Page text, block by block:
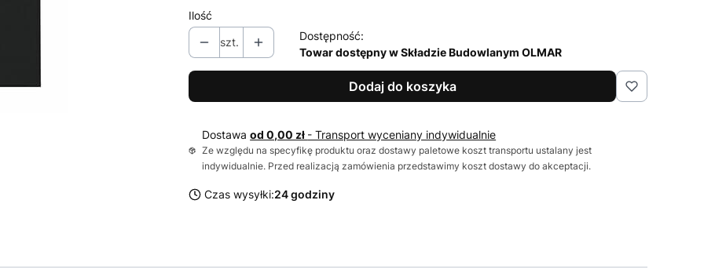
Ilość
szt.
Dostępność:
Towar dostępny w Składzie Budowlanym OLMAR
Dodaj do koszyka
Dostawaod 0,00 zł - Transport wyceniany indywidualnie
Ze względu na specyfikę produktu oraz dostawy paletowe koszt transportu ustalany jest
indywidualnie. Przed realizacją zamówienia przedstawimy koszt dostawy do akceptacji.
Czas wysyłki:24 godziny